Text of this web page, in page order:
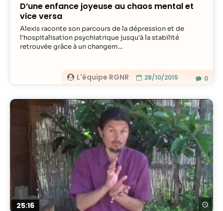
D’une enfance joyeuse au chaos mental et
vice versa
L'équipe RGNR 28/10/2015
Alexis raconte son parcours de la dépression et de
l'hospitalisation psychiatrique jusqu'à la stabilité
retrouvée grâce à un changem...
0
25:16